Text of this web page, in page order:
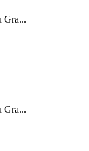
Gra...
Gra...